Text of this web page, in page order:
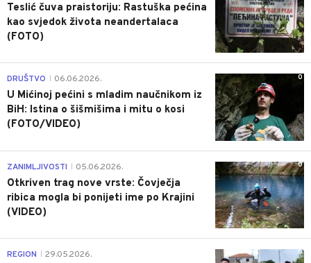
Teslić čuva praistoriju: Rastuška pećina
kao svjedok života neandertalaca
(FOTO)
0
DRUŠTVO 06.06.2026.
U Mićinoj pećini s mladim naučnikom iz
BiH: Istina o šišmišima i mitu o kosi
(FOTO/VIDEO)
0
ZANIMLJIVOSTI 05.06.2026.
Otkriven trag nove vrste: Čovječja
ribica mogla bi ponijeti ime po Krajini
(VIDEO)
0
REGION 29.05.2026.